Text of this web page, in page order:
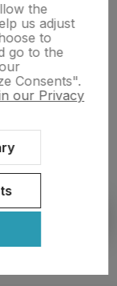
Modern 3.0™
the
us adjust
to
go to the
Consents".
our Privacy